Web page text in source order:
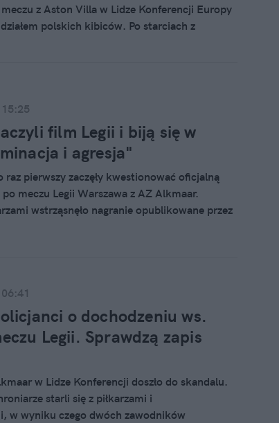
z Aston Villa w Lidze Konferencji Europy
polskich kibiców. Po starciach z
film Legii i biją się w
i agresja"
raz pierwszy zaczęły kwestionować oficjalną
meczu Legii Warszawa z AZ Alkmaar.
wstrząsnęło nagranie opublikowane przez
o dochodzeniu ws.
Legii. Sprawdzą zapis
w Lidze Konferencji doszło do skandalu.
starli się z piłkarzami i
w wyniku czego dwóch zawodników